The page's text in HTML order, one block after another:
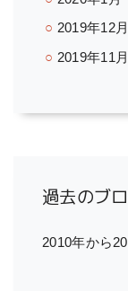
2019年12月
2019年11月
過去のブ
2010年から